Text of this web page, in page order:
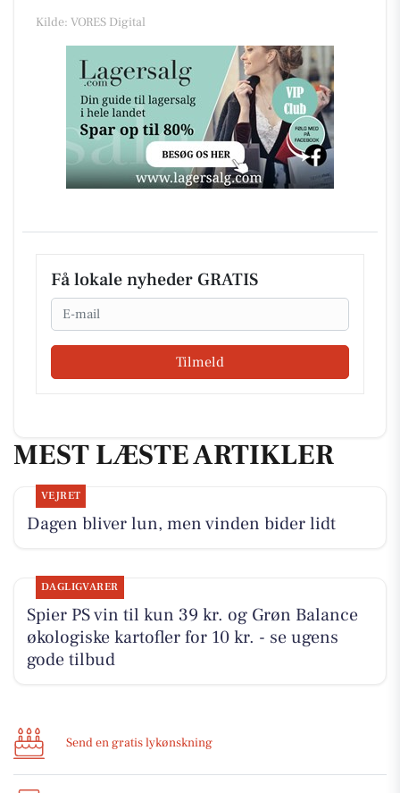
Kilde: VORES Digital
Få lokale nyheder GRATIS
Email
Tilmeld
MEST LÆSTE ARTIKLER
VEJRET
Dagen bliver lun, men vinden bider lidt
DAGLIGVARER
Spier PS vin til kun 39 kr. og Grøn Balance
økologiske kartofler for 10 kr. - se ugens
gode tilbud
Send en gratis lykønskning